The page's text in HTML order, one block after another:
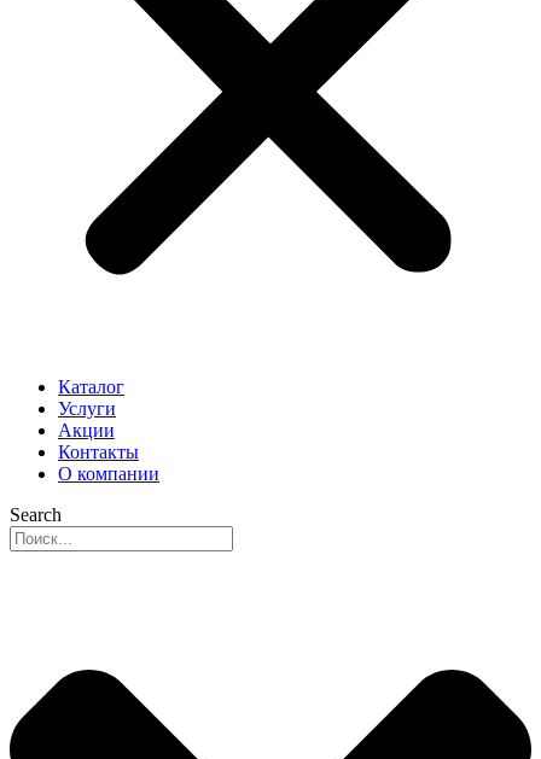
Каталог
Услуги
Акции
Контакты
О компании
Search